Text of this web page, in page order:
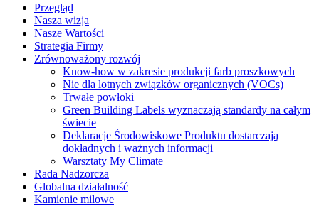
Przegląd
Nasza wizja
Nasze Wartości
Strategia Firmy
Zrównoważony rozwój
Know-how w zakresie produkcji farb proszkowych
Nie dla lotnych związków organicznych (VOCs)
Trwałe powłoki
Green Building Labels wyznaczają standardy na całym
świecie
Deklaracje Środowiskowe Produktu dostarczają
dokładnych i ważnych informacji
Warsztaty My Climate
Rada Nadzorcza
Globalna działalność
Kamienie milowe